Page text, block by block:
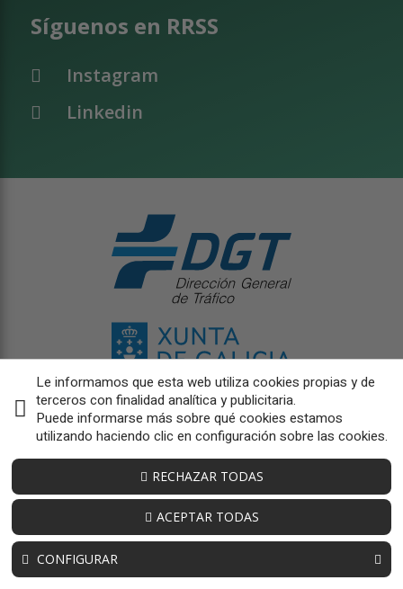
Síguenos en RRSS
Instagram
Linkedin
Le informamos que esta web utiliza cookies propias y de
terceros con finalidad analítica y publicitaria.
Puede informarse más sobre qué cookies estamos
utilizando haciendo clic en configuración sobre las cookies.
CONFIGURAR
RECHAZAR TODAS
ACEPTAR TODAS